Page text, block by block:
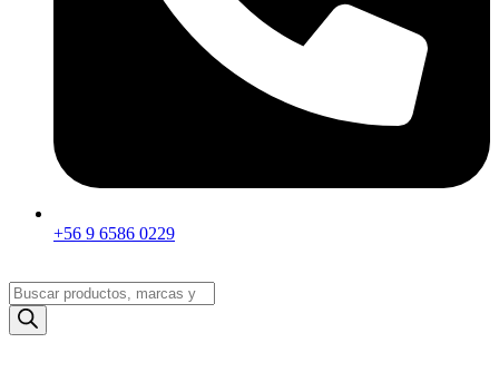
+56 9 6586 0229
Búsqueda
de
productos